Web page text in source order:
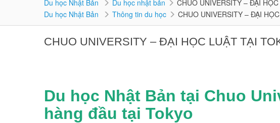
Du học Nhật Bản
Du học nhật bản
CHUO UNIVERSITY – ĐẠI
Du học Nhật Bản
Thông tin du học CHUO UNIVERSITY – ĐẠI
CHUO UNIVERSITY – ĐẠI HỌC LUẬT TẠI
Du học Nhật Bản tại Chuo
hàng đầu tại Tokyo